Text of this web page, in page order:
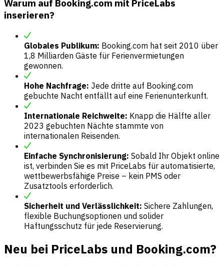
Warum auf Booking.com mit PriceLabs
inserieren?
Globales Publikum: Booking.com hat seit 2010 über
1,8 Milliarden Gäste für Ferienvermietungen
gewonnen.
Hohe Nachfrage: Jede dritte auf Booking.com
gebuchte Nacht entfällt auf eine Ferienunterkunft.
Internationale Reichweite: Knapp die Hälfte aller
2023 gebuchten Nächte stammte von
internationalen Reisenden.
Einfache Synchronisierung: Sobald Ihr Objekt online
ist, verbinden Sie es mit PriceLabs für automatisierte,
wettbewerbsfähige Preise – kein PMS oder
Zusatztools erforderlich.
Sicherheit und Verlässlichkeit: Sichere Zahlungen,
flexible Buchungsoptionen und solider
Haftungsschutz für jede Reservierung.
Neu bei PriceLabs und Booking.com?